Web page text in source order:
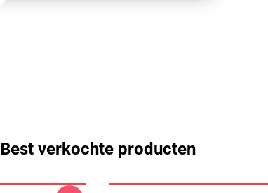
Best verkochte producten